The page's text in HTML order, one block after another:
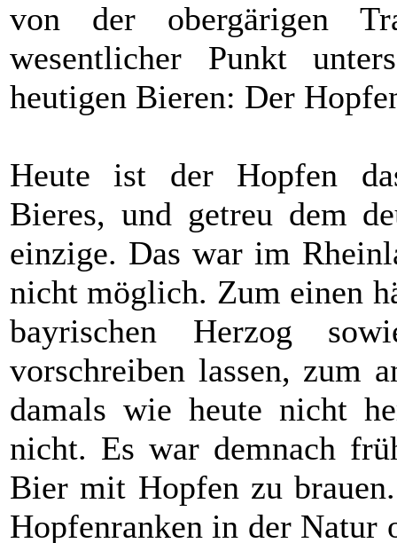
von der obergärigen
wesentlicher Punkt
heutigen Bieren: Der
Heute ist der Hopfen
Bieres, und getreu dem
einzige. Das war im
nicht möglich. Zum einen
bayrischen Herzog
vorschreiben lassen, zum
damals wie heute nicht
nicht. Es war demnach
Bier mit Hopfen zu
Hopfenranken in der Natur